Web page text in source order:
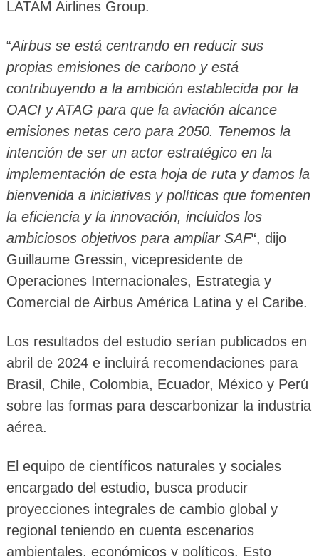
LATAM Airlines Group.
“Airbus se está centrando en reducir sus
propias emisiones de carbono y está
contribuyendo a la ambición establecida por la
OACI y ATAG para que la aviación alcance
emisiones netas cero para 2050. Tenemos la
intención de ser un actor estratégico en la
implementación de esta hoja de ruta y damos la
bienvenida a iniciativas y políticas que fomenten
la eficiencia y la innovación, incluidos los
ambiciosos objetivos para ampliar SAF“, dijo
Guillaume Gressin, vicepresidente de
Operaciones Internacionales, Estrategia y
Comercial de Airbus América Latina y el Caribe.
Los resultados del estudio serían publicados en
abril de 2024 e incluirá recomendaciones para
Brasil, Chile, Colombia, Ecuador, México y Perú
sobre las formas para descarbonizar la industria
aérea.
El equipo de científicos naturales y sociales
encargado del estudio, busca producir
proyecciones integrales de cambio global y
regional teniendo en cuenta escenarios
ambientales, económicos y políticos. Esto